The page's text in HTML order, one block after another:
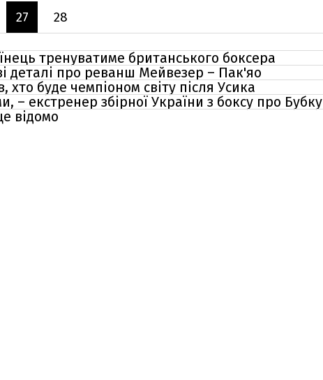
27 28
тренуватиме британського боксера
деталі про реванш Мейвезер – Пак'яо
хто буде чемпіоном світу після Усика
– екстренер збірної України з боксу про Бубку
відомо